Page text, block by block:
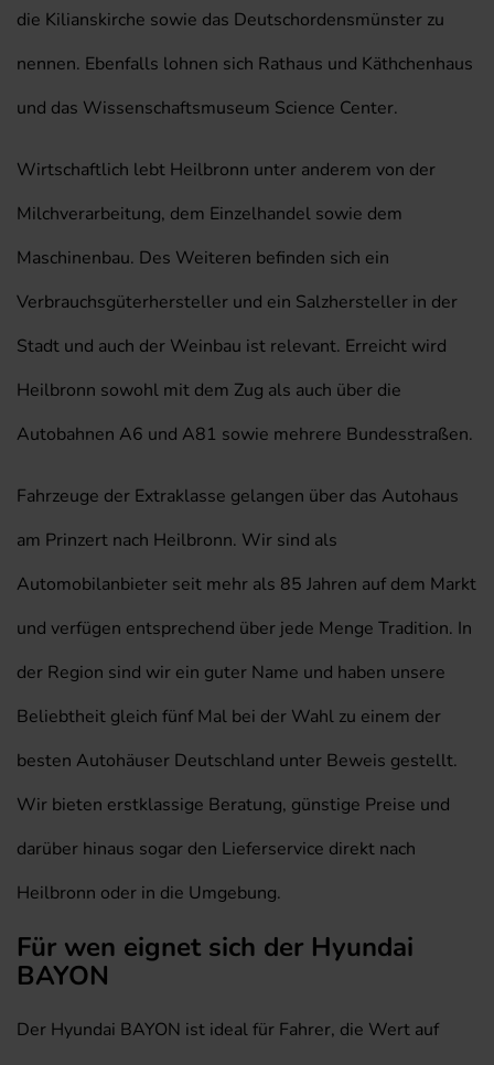
die Kilianskirche sowie das Deutschordensmünster zu
nennen. Ebenfalls lohnen sich Rathaus und Käthchenhaus
und das Wissenschaftsmuseum Science Center.
Wirtschaftlich lebt Heilbronn unter anderem von der
Milchverarbeitung, dem Einzelhandel sowie dem
Maschinenbau. Des Weiteren befinden sich ein
Verbrauchsgüterhersteller und ein Salzhersteller in der
Stadt und auch der Weinbau ist relevant. Erreicht wird
Heilbronn sowohl mit dem Zug als auch über die
Autobahnen A6 und A81 sowie mehrere Bundesstraßen.
Fahrzeuge der Extraklasse gelangen über das Autohaus
am Prinzert nach Heilbronn. Wir sind als
Automobilanbieter seit mehr als 85 Jahren auf dem Markt
und verfügen entsprechend über jede Menge Tradition. In
der Region sind wir ein guter Name und haben unsere
Beliebtheit gleich fünf Mal bei der Wahl zu einem der
besten Autohäuser Deutschland unter Beweis gestellt.
Wir bieten erstklassige Beratung, günstige Preise und
darüber hinaus sogar den Lieferservice direkt nach
Heilbronn oder in die Umgebung.
Für wen eignet sich der Hyundai
BAYON
Der Hyundai BAYON ist ideal für Fahrer, die Wert auf